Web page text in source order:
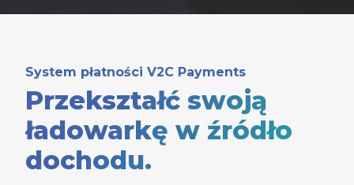
System płatności V2C Payments
Przekształć swoją
ładowarkę w źródło
dochodu.